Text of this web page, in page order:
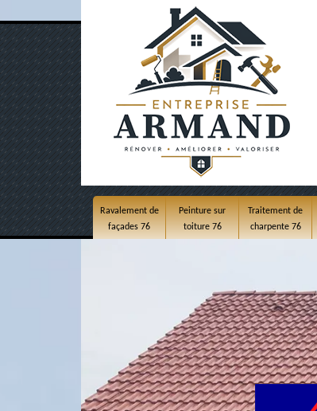
Ravalement de
façades 76
Peinture sur
toiture 76
Traitement de
charpente 76